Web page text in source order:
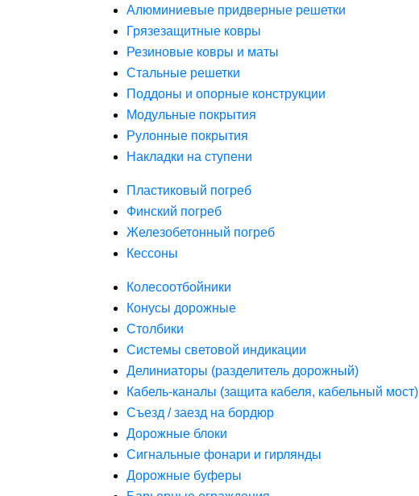
Алюминиевые придверные решетки
Грязезащитные ковры
Резиновые ковры и маты
Стальные решетки
Поддоны и опорные конструкции
Модульные покрытия
Рулонные покрытия
Накладки на ступени
Пластиковый погреб
Финский погреб
Железобетонный погреб
Кессоны
Колесоотбойники
Конусы дорожные
Столбики
Системы световой индикации
Делиниаторы (разделитель дорожный)
Кабель-каналы (защита кабеля, кабельный мост)
Съезд / заезд на бордюр
Дорожные блоки
Сигнальные фонари и гирлянды
Дорожные буферы